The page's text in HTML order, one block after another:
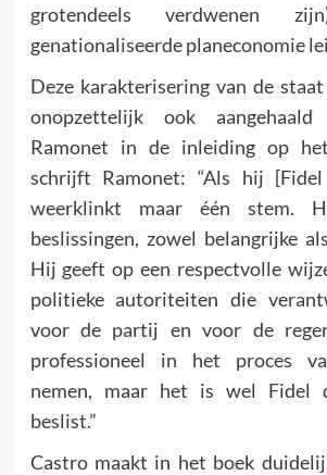
grotendeels verdwenen
genationaliseerde planeconomie
Deze karakterisering van de
onopzettelijk ook
Ramonet in de inleiding op
schrijft Ramonet: “Als hij
weerklinkt maar één stem.
beslissingen, zowel belangrijke
Hij geeft op een respectvolle
politieke autoriteiten die
voor de partij en voor de
professioneel in het proces
nemen, maar het is wel Fidel
beslist.”
Castro maakt in het boek